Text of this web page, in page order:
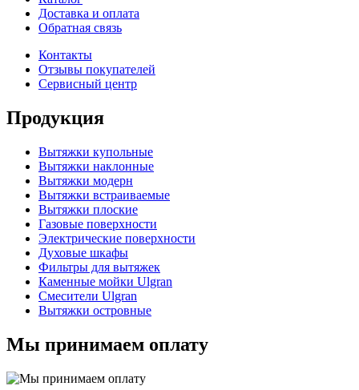
Доставка и оплата
Обратная связь
Контакты
Отзывы покупателей
Сервисный центр
Продукция
Вытяжки купольные
Вытяжки наклонные
Вытяжки модерн
Вытяжки встраиваемые
Вытяжки плоские
Газовые поверхности
Электрические поверхности
Духовые шкафы
Фильтры для вытяжек
Каменные мойки Ulgran
Смесители Ulgran
Вытяжки островные
Мы принимаем оплату